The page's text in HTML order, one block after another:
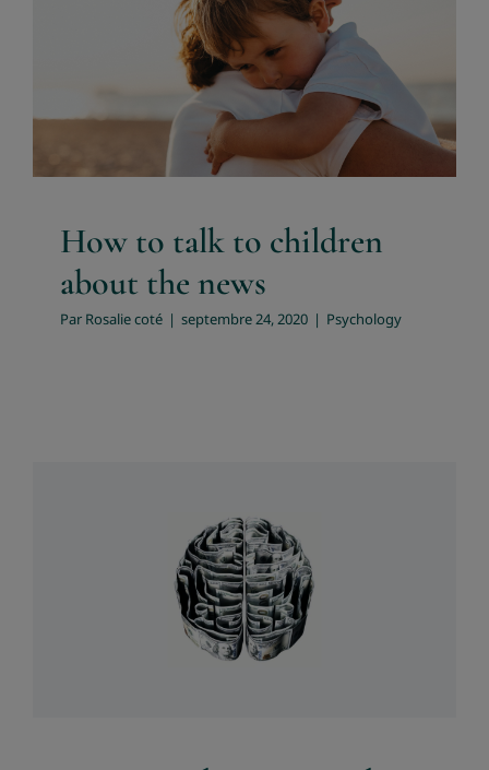
How to talk to children
about the news
Psychology
How to talk to children
about the news
Par Rosalie coté | septembre 24, 2020 | Psychology
How couples can avoid
holiday conflict over money
Psychology